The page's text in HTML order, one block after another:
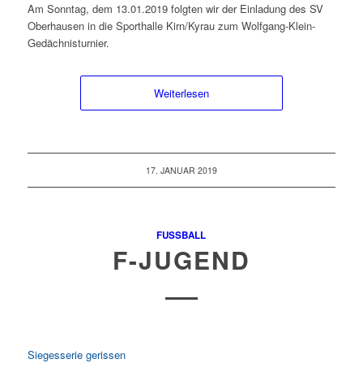
Am Sonntag, dem 13.01.2019 folgten wir der Einladung des SV
Oberhausen in die Sporthalle Kirn/Kyrau zum Wolfgang-Klein-
Gedächnisturnier.
Weiterlesen
17. JANUAR 2019
FUSSBALL
F-JUGEND
Siegesserie gerissen